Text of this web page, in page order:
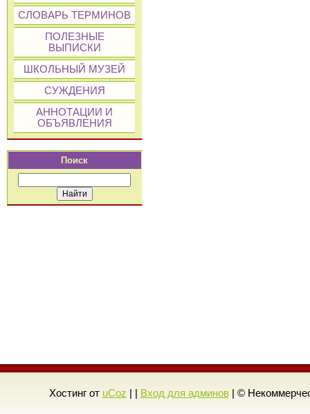
СЛОВАРЬ ТЕРМИНОВ
ПОЛЕЗНЫЕ
ВЫПИСКИ
ШКОЛЬНЫЙ МУЗЕЙ
СУЖДЕНИЯ
АННОТАЦИИ И
ОБЪЯВЛЕНИЯ
Поиск
Хостинг от uCoz Вход для админов| ©